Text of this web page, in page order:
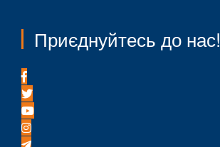
Приєднуйтесь до нас!